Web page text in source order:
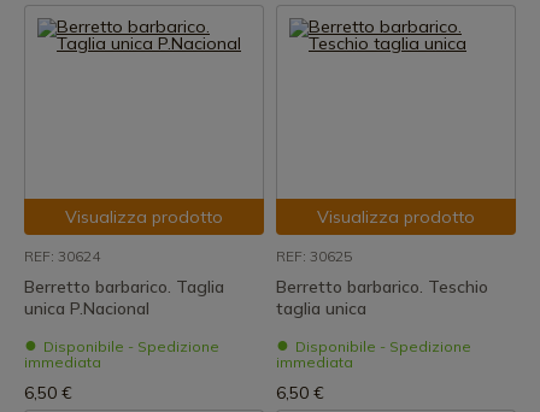
Visualizza prodotto
REF: 30624
Berretto barbarico. Taglia
unica P.Nacional
Disponibile - Spedizione
immediata
6,50 €
Visualizza prodotto
REF: 30625
Berretto barbarico. Teschio
taglia unica
Disponibile - Spedizione
immediata
6,50 €